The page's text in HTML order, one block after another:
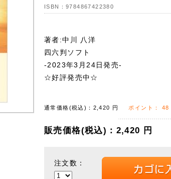
ISBN： 9784867422380
著者:中川 八洋
四六判ソフト
-2023年3月24日発売-
☆好評発売中☆
通常価格(税込)： 2,420 円 ポイント： 48
販売価格(税込)： 2,420 円
注文数：